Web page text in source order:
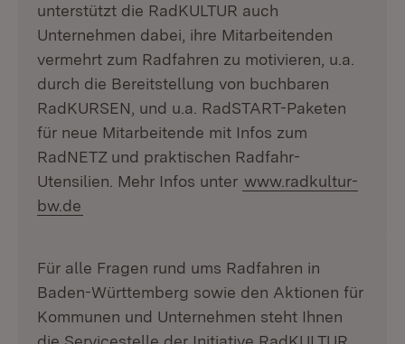
unterstützt die RadKULTUR auch
Unternehmen dabei, ihre Mitarbeitenden
vermehrt zum Radfahren zu motivieren, u.a.
durch die Bereitstellung von buchbaren
RadKURSEN, und u.a. RadSTART-Paketen
für neue Mitarbeitende mit Infos zum
RadNETZ und praktischen Radfahr-
Utensilien. Mehr Infos unter www.radkultur-
bw.de
Für alle Fragen rund ums Radfahren in
Baden-Württemberg sowie den Aktionen für
Kommunen und Unternehmen steht Ihnen